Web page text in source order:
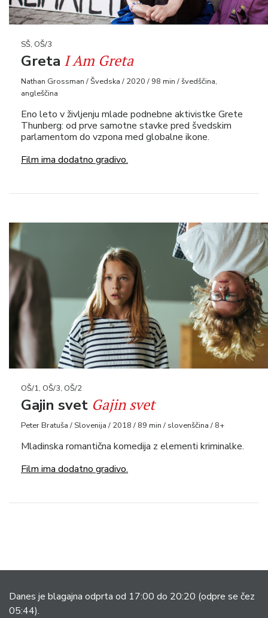
SŠ, OŠ/3
Greta I Am Greta
Nathan Grossman / Švedska / 2020 / 98 min / švedščina,
angleščina
Eno leto v življenju mlade podnebne aktivistke Grete
Thunberg: od prve samotne stavke pred švedskim
parlamentom do vzpona med globalne ikone.
Film ima dodatno gradivo.
OŠ/1, OŠ/3, OŠ/2
Gajin svet Gajin svet
Peter Bratuša / Slovenija / 2018 / 89 min / slovenščina / 8+
Mladinska romantična komedija z elementi kriminalke.
Film ima dodatno gradivo.
Danes je blagajna odprta od 17:00 do 20:20 (odpre se čez
05:44).